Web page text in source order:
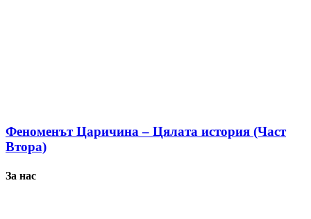
Феноменът Царичина – Цялата история (Част
Втора)
За нас